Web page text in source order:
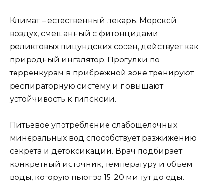
Климат – естественный лекарь. Морской
воздух, смешанный с фитонцидами
реликтовых пицундских сосен, действует как
природный ингалятор. Прогулки по
терренкурам в прибрежной зоне тренируют
респираторную систему и повышают
устойчивость к гипоксии.
Питьевое употребление слабощелочных
минеральных вод способствует разжижению
секрета и детоксикации. Врач подбирает
конкретный источник, температуру и объем
воды, которую пьют за 15-20 минут до еды.